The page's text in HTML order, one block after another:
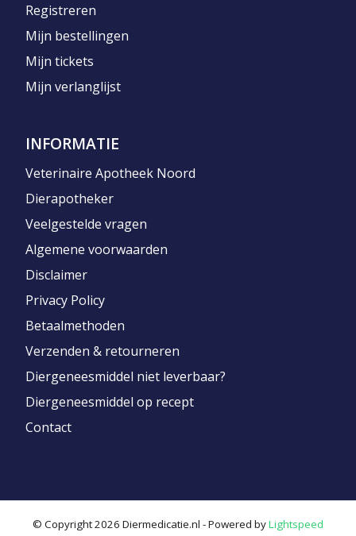
Registreren
Mijn bestellingen
Mijn tickets
Mijn verlanglijst
INFORMATIE
Veterinaire Apotheek Noord
Dierapotheker
Veelgestelde vragen
Algemene voorwaarden
Disclaimer
Privacy Policy
Betaalmethoden
Verzenden & retourneren
Diergeneesmiddel niet leverbaar?
Diergeneesmiddel op recept
Contact
© Copyright 2026 Diermedicatie.nl - Powered byLightspeed